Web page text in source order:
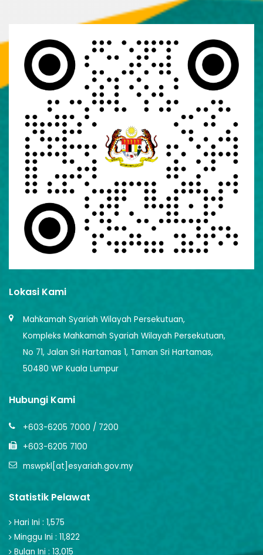
Lokasi Kami
Mahkamah Syariah Wilayah Persekutuan,
Kompleks Mahkamah Syariah Wilayah Persekutuan,
No 71, Jalan Sri Hartamas 1, Taman Sri Hartamas,
50480 WP Kuala Lumpur
Hubungi Kami
+603-6205 7000 / 7200
+603-6205 7100
mswpkl[at]esyariah.gov.my
Statistik Pelawat
Hari Ini : 1,575
Minggu Ini : 11,822
Bulan Ini : 13,015